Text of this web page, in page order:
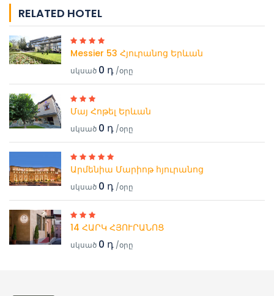
RELATED HOTEL
Messier 53 Հյուրանոց Երևան
սկսած 0 դ /օրը
Մայ Հոթել Երևան
սկսած 0 դ /օրը
Արմենիա Մարիոթ հյուրանոց
սկսած 0 դ /օրը
14 ՀԱՐԿ ՀՅՈՒՐԱՆՈՑ
սկսած 0 դ /օրը